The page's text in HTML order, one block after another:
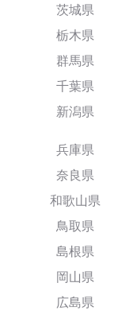
茨城県
栃木県
群馬県
千葉県
新潟県
兵庫県
奈良県
和歌山県
鳥取県
島根県
岡山県
広島県